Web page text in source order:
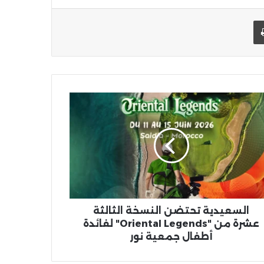
اطبعها
Legends"
السعيدية تحتضن النسخة الثالثة
عشرة من "Oriental Legends" لفائدة
أطفال جمعية نور